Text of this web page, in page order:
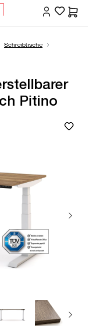
Schreibtische
Pitino